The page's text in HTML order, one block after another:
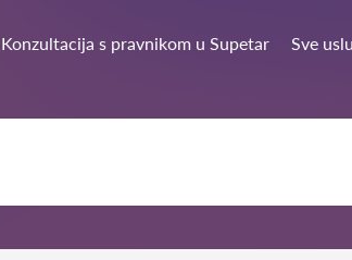
Konzultacija s pravnikom u Supetar Sve